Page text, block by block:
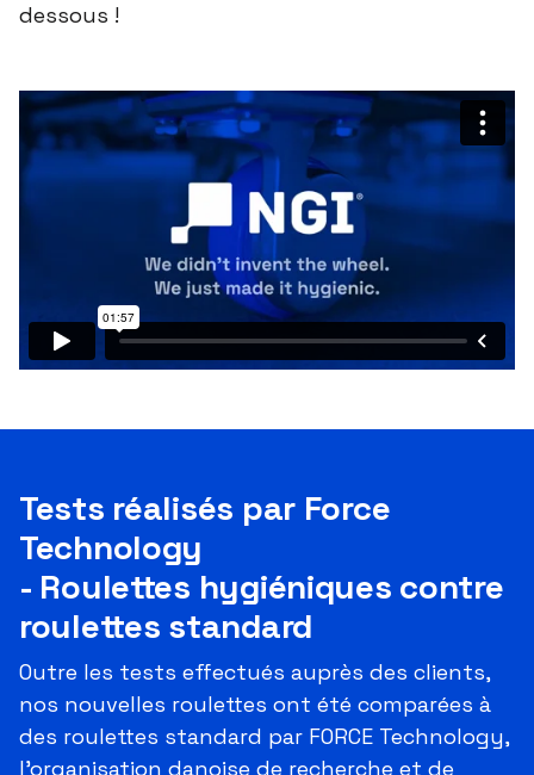
dessous !
Tests réalisés par Force
Technology
- Roulettes hygiéniques contre
roulettes standard
Outre les tests effectués auprès des clients,
nos nouvelles roulettes ont été comparées à
des roulettes standard par FORCE Technology,
l'organisation danoise de recherche et de